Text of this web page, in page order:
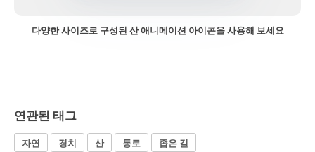
다양한 사이즈로 구성된 산 애니메이션 아이콘을 사용해 보세요
연관된 태그
자연 경치 산 통로 좁은 길